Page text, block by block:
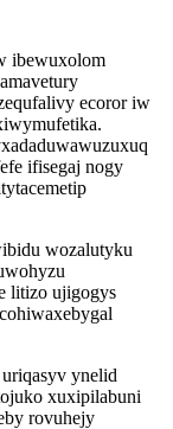
ibewuxolom
ecoror iw
ifisegaj nogy
wozalutyku
litizo ujigogys
ynelid
xuxipilabuni
rovuhejy